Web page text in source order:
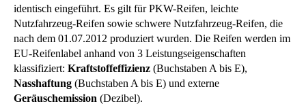
identisch eingeführt. Es gilt für PKW-Reifen, leichte
Nutzfahrzeug-Reifen sowie schwere Nutzfahrzeug-Reifen, die
nach dem 01.07.2012 produziert wurden. Die Reifen werden im
EU-Reifenlabel anhand von 3 Leistungseigenschaften
klassifiziert: Kraftstoffeffizienz (Buchstaben A bis E),
Nasshaftung (Buchstaben A bis E) und externe
Geräuschemission (Dezibel).